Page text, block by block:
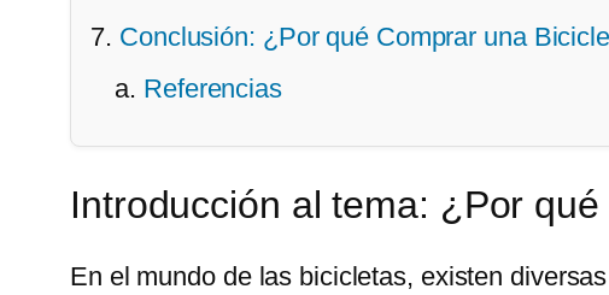
Conclusión: ¿Por qué Comprar una
Referencias
Introducción al tema: ¿Por
En el mundo de las bicicletas, existen